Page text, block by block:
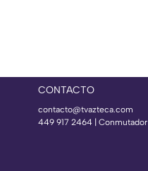
CONTACTO
contacto@tvazteca.com
449 917 2464 | Conmutador